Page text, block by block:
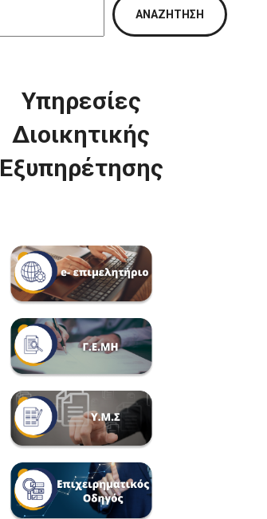
ΑΝΑΖΉΤΗΣΗ
Υπηρεσίες
Διοικητικής
Εξυπηρέτησης